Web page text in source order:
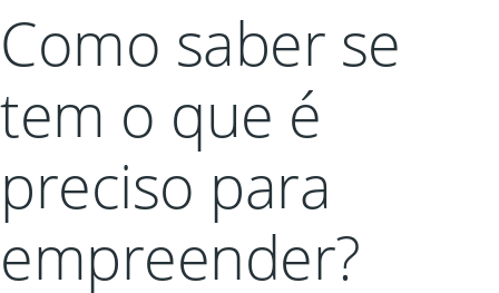
Como saber se
tem o que é
preciso para
empreender?